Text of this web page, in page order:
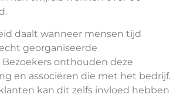
daalt wanneer mensen tijd
georganiseerde
onthouden deze
en associëren die met het bedrijf.
kan dit zelfs invloed hebben